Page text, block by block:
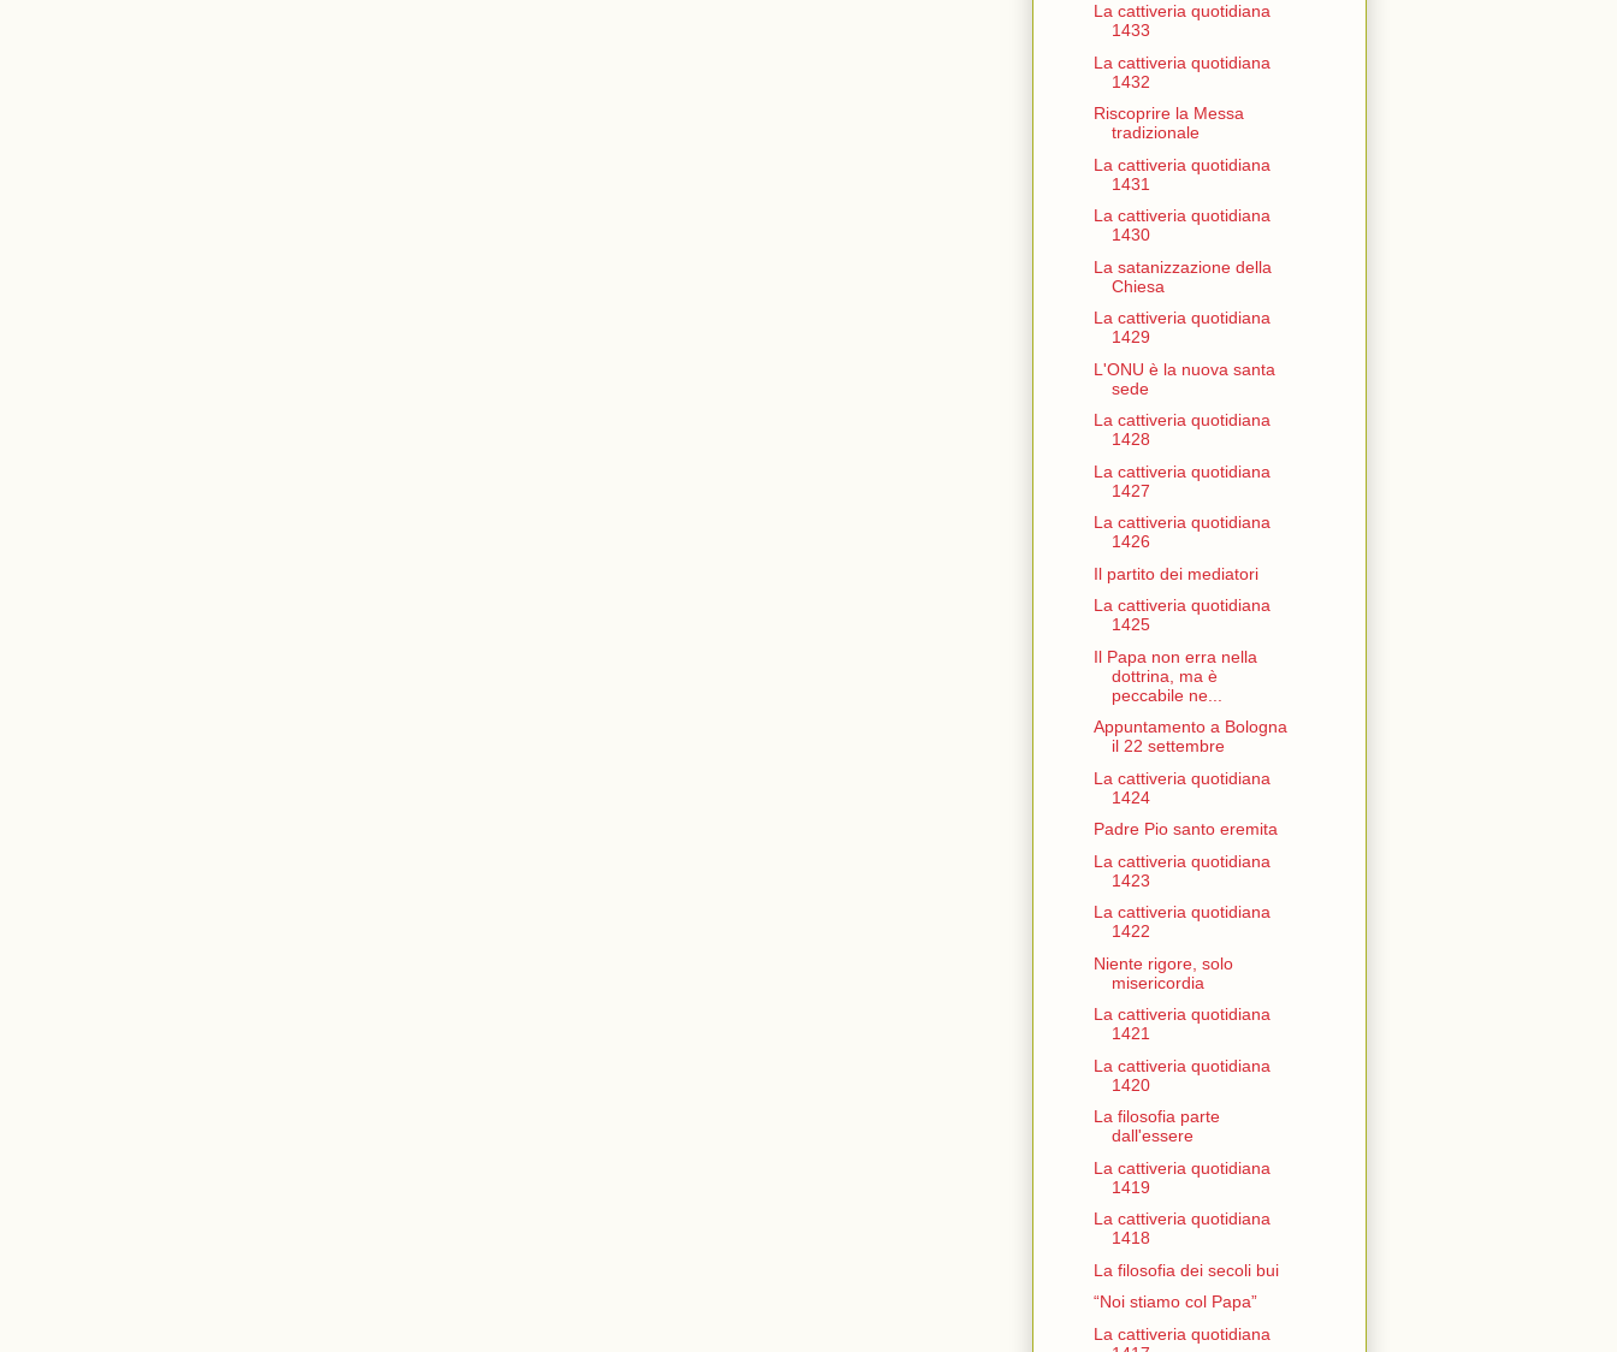
La cattiveria quotidiana
1433
La cattiveria quotidiana
1432
Riscoprire la Messa
tradizionale
La cattiveria quotidiana
1431
La cattiveria quotidiana
1430
La satanizzazione della
Chiesa
La cattiveria quotidiana
1429
L'ONU è la nuova santa
sede
La cattiveria quotidiana
1428
La cattiveria quotidiana
1427
La cattiveria quotidiana
1426
Il partito dei mediatori
La cattiveria quotidiana
1425
Il Papa non erra nella
dottrina, ma è
peccabile ne...
Appuntamento a Bologna
il 22 settembre
La cattiveria quotidiana
1424
Padre Pio santo eremita
La cattiveria quotidiana
1423
La cattiveria quotidiana
1422
Niente rigore, solo
misericordia
La cattiveria quotidiana
1421
La cattiveria quotidiana
1420
La filosofia parte
dall'essere
La cattiveria quotidiana
1419
La cattiveria quotidiana
1418
La filosofia dei secoli bui
“Noi stiamo col Papa”
La cattiveria quotidiana